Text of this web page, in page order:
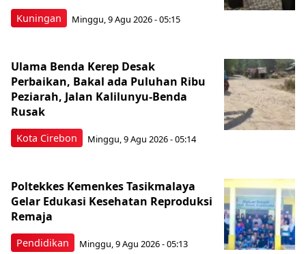
Kuningan Minggu, 9 Agu 2026 - 05:15
Kota Cirebon
Ulama Benda Kerep Desak
Perbaikan, Bakal ada Puluhan Ribu
Peziarah, Jalan Kalilunyu-Benda
Rusak
Minggu, 9 Agu 2026 - 05:14
Pendidikan
Poltekkes Kemenkes Tasikmalaya
Gelar Edukasi Kesehatan Reproduksi
Remaja
Minggu, 9 Agu 2026 - 05:13